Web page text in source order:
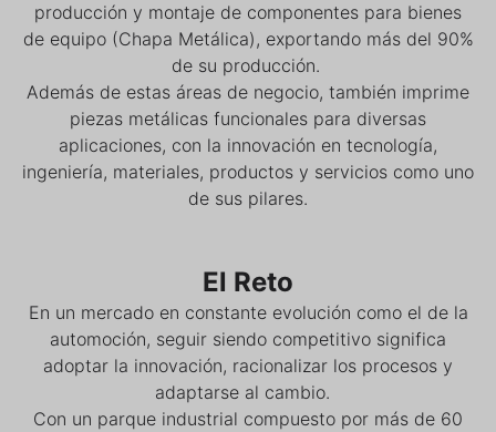
producción y montaje de componentes para bienes
de equipo (Chapa Metálica), exportando más del 90%
de su producción.
Además de estas áreas de negocio, también imprime
piezas metálicas funcionales para diversas
aplicaciones, con la innovación en tecnología,
ingeniería, materiales, productos y servicios como uno
de sus pilares.
El Reto
En un mercado en constante evolución como el de la
automoción, seguir siendo competitivo significa
adoptar la innovación, racionalizar los procesos y
adaptarse al cambio.
Con un parque industrial compuesto por más de 60